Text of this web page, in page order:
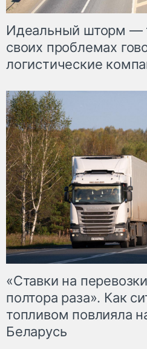
Идеальный шторм —
своих проблемах
логистические
«Ставки на
полтора раза». Как
топливом повлияла
Беларусь